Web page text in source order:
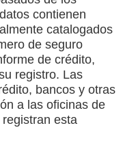
contienen
catalogados
de seguro
de crédito,
registro. Las
bancos y otras
a las oficinas de
esta